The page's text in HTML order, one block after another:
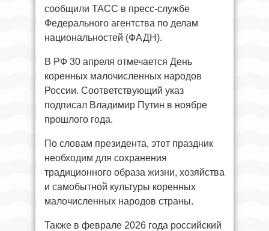
сообщили ТАСС в пресс-службе
Федерального агентства по делам
национальностей (ФАДН).
В РФ 30 апреля отмечается День
коренных малочисленных народов
России. Соответствующий указ
подписал Владимир Путин в ноябре
прошлого года.
По словам президента, этот праздник
необходим для сохранения
традиционного образа жизни, хозяйства
и самобытной культуры коренных
малочисленных народов страны.
Также в феврале 2026 года российский